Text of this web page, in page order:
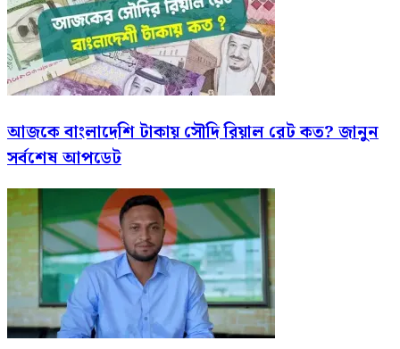
আজকে বাংলাদেশি টাকায় সৌদি রিয়াল রেট কত? জানুন
সর্বশেষ আপডেট